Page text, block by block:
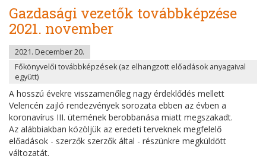
Gazdasági vezetők továbbképzése
2021. november
2021. December 20.
Főkönyvelői továbbképzések (az elhangzott előadások anyagaival
együtt)
A hosszú évekre visszamenőleg nagy érdeklődés mellett
Velencén zajló rendezvények sorozata ebben az évben a
koronavírus III. ütemének berobbanása miatt megszakadt.
Az alábbiakban közöljük az eredeti terveknek megfelelő
előadások - szerzők szerzők által - részünkre megküldött
változatát.